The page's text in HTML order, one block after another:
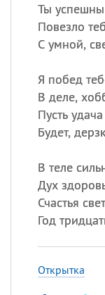
Ты
Повезло
С умной,
Я побед
В деле,
Пусть
Будет,
В теле
Дух
Счастья
Год
Открытка